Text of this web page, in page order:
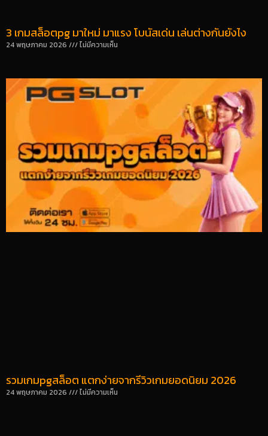
3 เกมสล็อตpg มาใหม่ มาแรง โบนัสเด่น เล่นต่างกันยังไง
24 พฤษภาคม 2026 ไม่มีความเห็น
รวมเกมpgสล็อต แตกง่ายจากรีวิวเกมยอดนิยม 2026
24 พฤษภาคม 2026 ไม่มีความเห็น